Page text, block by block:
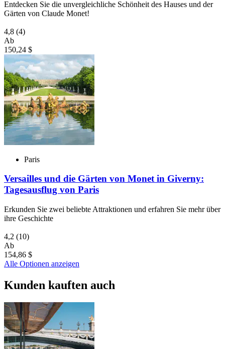
Entdecken Sie die unvergleichliche Schönheit des Hauses und der
Gärten von Claude Monet!
4,8 (4)
Ab
150,24 $
Paris
Versailles und die Gärten von Monet in Giverny:
Tagesausflug von Paris
Erkunden Sie zwei beliebte Attraktionen und erfahren Sie mehr über
ihre Geschichte
4,2 (10)
Ab
154,86 $
Alle Optionen anzeigen
Kunden kauften auch